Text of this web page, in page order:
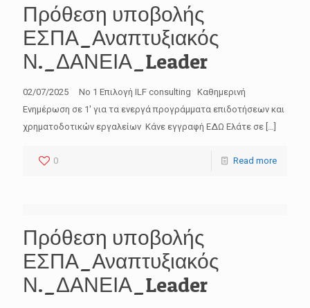
Πρόθεση υποβολής
ΕΣΠΑ_Αναπτυξιακός
Ν._ΔΑΝΕΙΑ_Leader
02/07/2025 No 1 Επιλογή ILF consulting Καθημερινή
Ενημέρωση σε 1′ για τα ενεργά προγράμματα επιδοτήσεων και
χρηματοδοτικών εργαλείων Κάνε εγγραφή ΕΔΩ Ελάτε σε
0 Read more
Πρόθεση υποβολής
ΕΣΠΑ_Αναπτυξιακός
Ν._ΔΑΝΕΙΑ_Leader